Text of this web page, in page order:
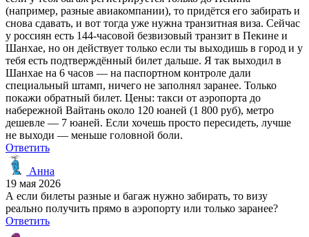
(например, разные авиакомпании), то придётся его забирать и
снова сдавать, и вот тогда уже нужна транзитная виза. Сейчас
у россиян есть 144-часовой безвизовый транзит в Пекине и
Шанхае, но он действует только если ты выходишь в город и у
тебя есть подтверждённый билет дальше. Я так выходил в
Шанхае на 6 часов — на паспортном контроле дали
специальный штамп, ничего не заполнял заранее. Только
покажи обратный билет. Цены: такси от аэропорта до
набережной Вайтань около 120 юаней (1 800 руб), метро
дешевле — 7 юаней. Если хочешь просто пересидеть, лучше
не выходи — меньше головной боли.
Ответить
Анна
19 мая 2026
А если билеты разные и багаж нужно забирать, то визу
реально получить прямо в аэропорту или только заранее?
Ответить